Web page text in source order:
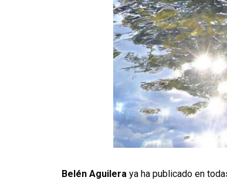
Belén Aguilera ya ha publicado en